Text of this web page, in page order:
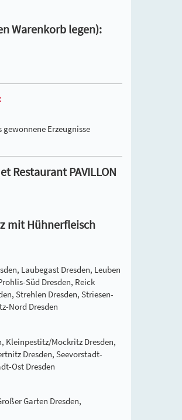
Warenkorb legen):
Erzeugnisse
Restaurant PAVILLON
mit Hühnerfleisch
Laubegast Dresden, Leuben
Süd Dresden, Reick
Strehlen Dresden, Striesen-
Nord Dresden
Kleinpestitz/Mockritz Dresden,
Dresden, Seevorstadt-
Ost Dresden
Garten Dresden,